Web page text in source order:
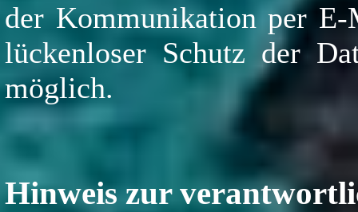
der Kommunikation per
lückenloser Schutz der
möglich.
Hinweis zur